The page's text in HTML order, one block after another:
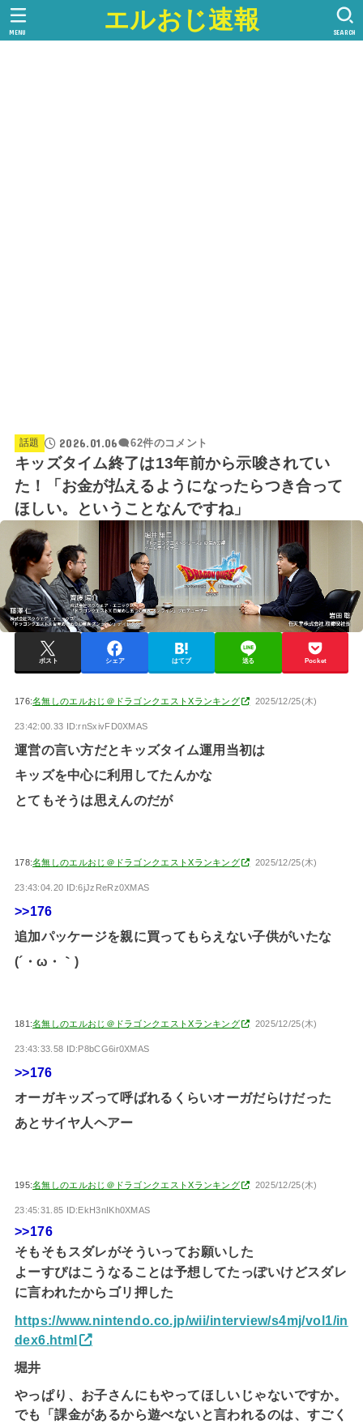
エルおじ速報 SEARCH
MENU
話題 2026.01.06 62件のコメント
キッズタイム終了は13年前から示唆されてい
た！「お金が払えるようになったらつき合って
ほしい。ということなんですね」
ポスト シェア はてブ 送る Pocket
176:名無しのエルおじ＠ドラゴンクエストXランキング 2025/12/25(木)
23:42:00.33 ID:rnSxivFD0XMAS
運営の言い方だとキッズタイム運用当初は
キッズを中心に利用してたんかな
とてもそうは思えんのだが
178:名無しのエルおじ＠ドラゴンクエストXランキング 2025/12/25(木)
23:43:04.20 ID:6jJzReRz0XMAS
>>176
追加パッケージを親に買ってもらえない子供がいたな
(´・ω・｀)
181:名無しのエルおじ＠ドラゴンクエストXランキング 2025/12/25(木)
23:43:33.58 ID:P8bCG6ir0XMAS
>>176
オーガキッズって呼ばれるくらいオーガだらけだった
あとサイヤ人ヘアー
195:名無しのエルおじ＠ドラゴンクエストXランキング 2025/12/25(木)
23:45:31.85 ID:EkH3nIKh0XMAS
>>176
そもそもスダレがそういってお願いした
よーすぴはこうなることは予想してたっぽいけどスダレ
に言われたからゴリ押した
https://www.nintendo.co.jp/wii/interview/s4mj/vol1/in
dex6.html
堀井
やっぱり、お子さんにもやってほしいじゃないですか。
でも「課金があるから遊べないと言われるのは、すごく